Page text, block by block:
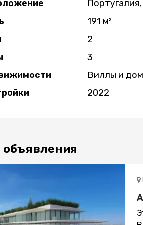
191 м²
2
3
Виллы и
2022